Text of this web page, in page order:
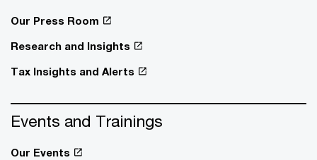
Our Press Room
Research and Insights
Tax Insights and Alerts
Events and Trainings
Our Events